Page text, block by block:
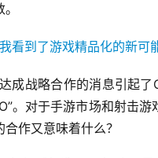
成战略合作的消息引起
。对于手游市场和射击
作又意味着什么？